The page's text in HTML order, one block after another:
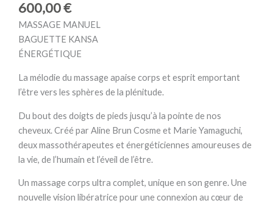
600,00€
MASSAGE MANUEL
BAGUETTE KANSA
ÉNERGÉTIQUE
La mélodie du massage apaise corps et esprit emportant
l’être vers les sphères de la plénitude.
Du bout des doigts de pieds jusqu’à la pointe de nos
cheveux. Créé par Aline Brun Cosme et Marie Yamaguchi,
deux massothérapeutes et énergéticiennes amoureuses de
la vie, de l’humain et l’éveil de l’être.
Un massage corps ultra complet, unique en son genre. Une
nouvelle vision libératrice pour une connexion au cœur de